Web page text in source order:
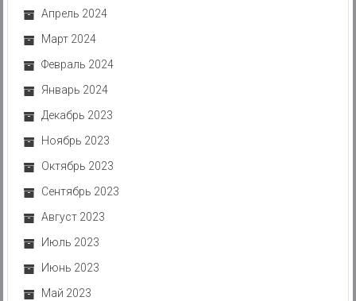
Апрель 2024
Март 2024
Февраль 2024
Январь 2024
Декабрь 2023
Ноябрь 2023
Октябрь 2023
Сентябрь 2023
Август 2023
Июль 2023
Июнь 2023
Май 2023